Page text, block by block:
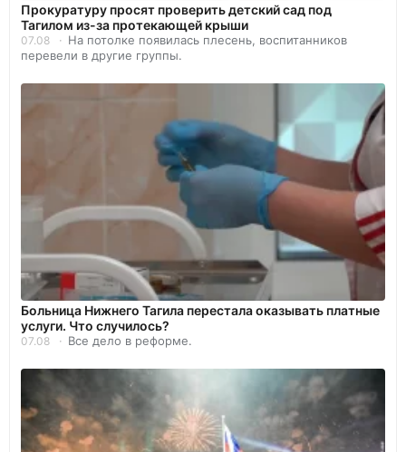
Прокуратуру просят проверить детский сад под
Тагилом из-за протекающей крыши
07.08
На потолке появилась плесень, воспитанников
перевели в другие группы.
Больница Нижнего Тагила перестала оказывать платные
услуги. Что случилось?
07.08 Все дело в реформе.